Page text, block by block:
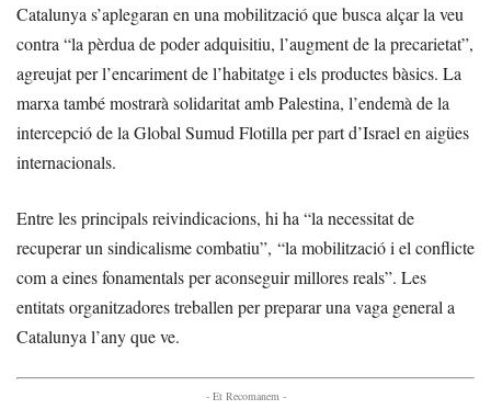
Catalunya s’aplegaran en una mobilització que busca alçar la veu
contra “la pèrdua de poder adquisitiu, l’augment de la precarietat”,
agreujat per l’encariment de l’habitatge i els productes bàsics. La
marxa també mostrarà solidaritat amb Palestina, l’endemà de la
intercepció de la Global Sumud Flotilla per part d’Israel en aigües
internacionals.
Entre les principals reivindicacions, hi ha “la necessitat de
recuperar un sindicalisme combatiu”, “la mobilització i el conflicte
com a eines fonamentals per aconseguir millores reals”. Les
entitats organitzadores treballen per preparar una vaga general a
Catalunya l’any que ve.
- Et Recomanem -